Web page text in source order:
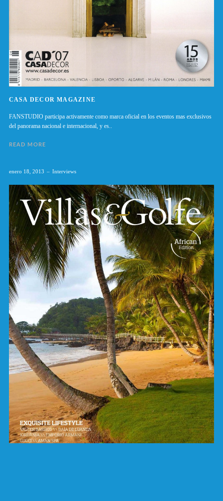
CASA DECOR MAGAZINE
FANSTUDIO participa activamente como marca oficial en los eventos mas exclusivos
del panorama nacional e internacional, y es..
READ MORE
enero 18, 2013 Interviews